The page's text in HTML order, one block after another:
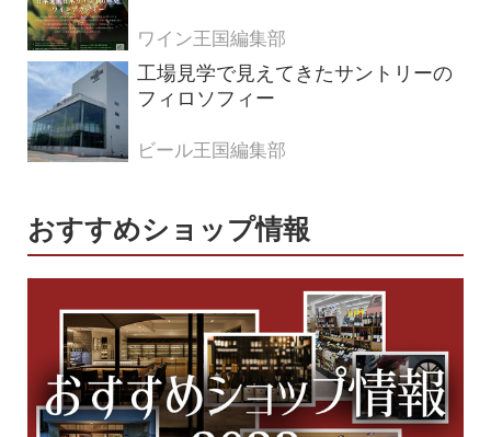
（2026年6月28日応募締め切り）
ワイン王国編集部
工場見学で見えてきたサントリーの
フィロソフィー
ビール王国編集部
おすすめショップ情報